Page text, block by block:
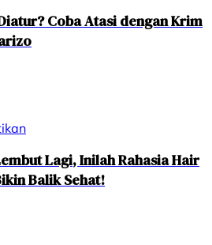
Coba Atasi dengan Krim
Lagi, Inilah Rahasia Hair
Balik Sehat!